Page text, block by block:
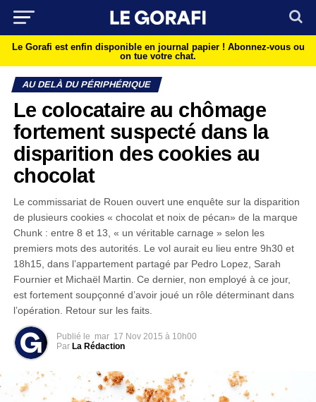
Le Gorafi est enfin disponible en journal papier ! Abonnez-vous ou
on tue votre chat.
AU DELÀ DU PÉRIPHÉRIQUE
Le colocataire au chômage
fortement suspecté dans la
disparition des cookies au
chocolat
Le commissariat de Rouen ouvert une enquête sur la disparition
de plusieurs cookies « chocolat et noix de pécan» de la marque
Chunk : entre 8 et 13, « un véritable carnage » selon les
premiers mots des autorités. Le vol aurait eu lieu entre 9h30 et
18h15, dans l’appartement partagé par Pedro Lopez, Sarah
Fournier et Michaël Martin. Ce dernier, non employé à ce jour,
est fortement soupçonné d’avoir joué un rôle déterminant dans
l’opération. Retour sur les faits.
Publié le mar 17 Nov 2015 à 10h00
Par La Rédaction